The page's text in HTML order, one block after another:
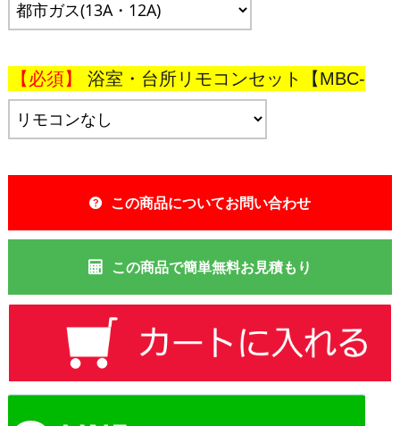
浴室・台所リモコンセット【MBC-
240V(A)】:
この商品についてお問い合わせ
この商品で簡単無料お見積もり